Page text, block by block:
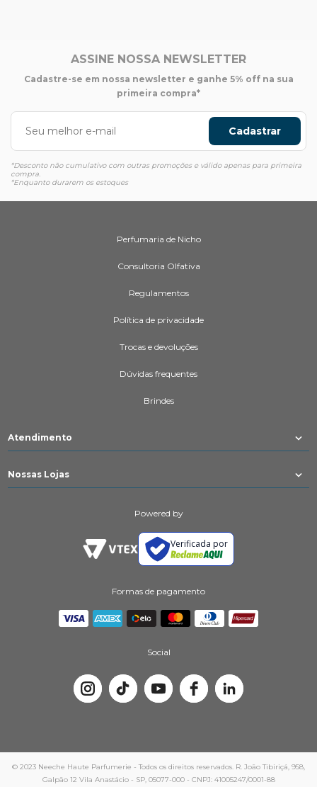
ASSINE NOSSA NEWSLETTER
Cadastre-se em nossa newsletter e ganhe 5% off na sua
primeira compra*
Cadastrar
*Desconto não cumulativo com outras promoções e válido apenas para primeira
compra.
*Enquanto durarem os estoques
Perfumaria de Nicho
Consultoria Olfativa
Regulamentos
Política de privacidade
Trocas e devoluções
Dúvidas frequentes
Brindes
Atendimento
Nossas Lojas
Powered by
Verificada por
Formas de pagamento
Social
© 2023 Neeche Haute Parfumerie - Todos os direitos reservados. R. João Tibiriçá, 958,
Galpão 12 Vila Anastácio - SP, 05077-000 - CNPJ: 41005247/0001-88